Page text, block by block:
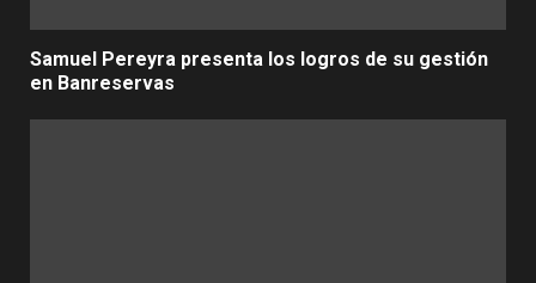
Samuel Pereyra presenta los logros de su gestión
en Banreservas